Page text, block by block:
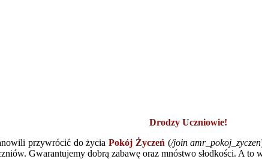
Drodzy Uczniowie!
przywrócić do życiaPokój Życzeń (/join amr_pokoj_zyczen
Gwarantujemy dobrą zabawę oraz mnóstwo słodkości. A to